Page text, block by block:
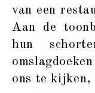
van een
Aan de
hun
ons te kijken,